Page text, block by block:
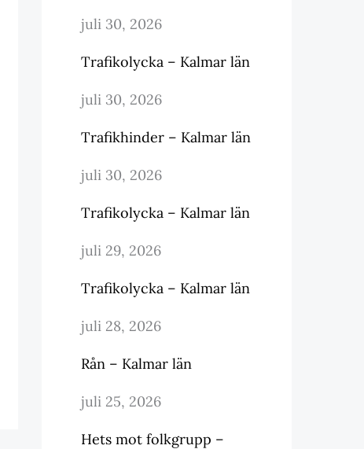
juli 30, 2026
Trafikolycka – Kalmar län
juli 30, 2026
Trafikhinder – Kalmar län
juli 30, 2026
Trafikolycka – Kalmar län
juli 29, 2026
Trafikolycka – Kalmar län
juli 28, 2026
Rån – Kalmar län
juli 25, 2026
Hets mot folkgrupp –